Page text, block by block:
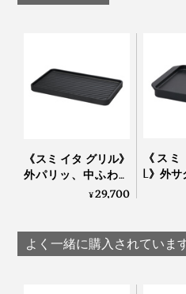
本品「スミ トースター」の
１枚ぴったり入るサイズ。
魚・野菜などいろんな用途
タグリル」がおすすめです。
《スミ イタ グリル》
外パリッ、中ふわっ
と焼きあがる「炭プ
¥29,700
《ス
L》外サ
っと
よく一緒に購入されていま